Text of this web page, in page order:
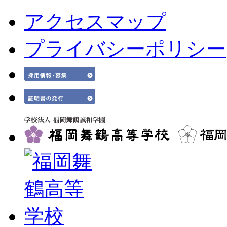
アクセスマップ
プライバシーポリシー